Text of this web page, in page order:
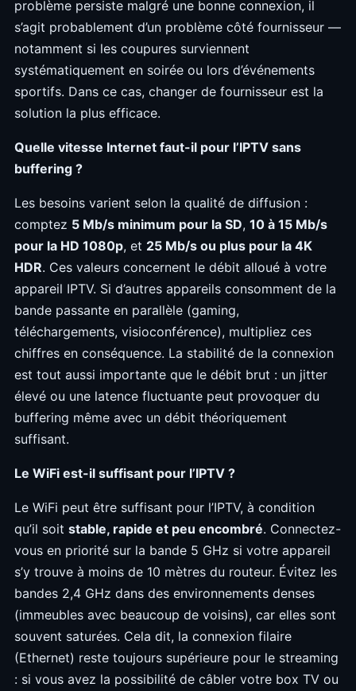
problème persiste malgré une bonne connexion, il
s’agit probablement d’un problème côté fournisseur —
notamment si les coupures surviennent
systématiquement en soirée ou lors d’événements
sportifs. Dans ce cas, changer de fournisseur est la
solution la plus efficace.
Quelle vitesse Internet faut-il pour l’IPTV sans
buffering ?
Les besoins varient selon la qualité de diffusion :
comptez 5 Mb/s minimum pour la SD, 10 à 15 Mb/s
pour la HD 1080p, et 25 Mb/s ou plus pour la 4K
HDR. Ces valeurs concernent le débit alloué à votre
appareil IPTV. Si d’autres appareils consomment de la
bande passante en parallèle (gaming,
téléchargements, visioconférence), multipliez ces
chiffres en conséquence. La stabilité de la connexion
est tout aussi importante que le débit brut : un jitter
élevé ou une latence fluctuante peut provoquer du
buffering même avec un débit théoriquement
suffisant.
Le WiFi est-il suffisant pour l’IPTV ?
Le WiFi peut être suffisant pour l’IPTV, à condition
qu’il soit stable, rapide et peu encombré. Connectez-
vous en priorité sur la bande 5 GHz si votre appareil
s’y trouve à moins de 10 mètres du routeur. Évitez les
bandes 2,4 GHz dans des environnements denses
(immeubles avec beaucoup de voisins), car elles sont
souvent saturées. Cela dit, la connexion filaire
(Ethernet) reste toujours supérieure pour le streaming
: si vous avez la possibilité de câbler votre box TV ou